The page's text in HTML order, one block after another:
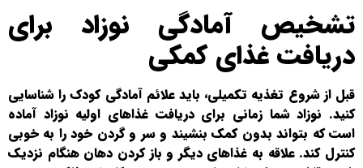
تشخیص آمادگی نوزاد برای
دریافت غذای کمکی
قبل از شروع تغذیه تکمیلی، باید علائم آمادگی کودک را شناسایی
کنید. نوزاد شما زمانی برای دریافت غذاهای اولیه نوزاد آماده
است که بتواند بدون کمک بنشیند و سر و گردن خود را به خوبی
کنترل کند. علاقه به غذاهای دیگر و باز کردن دهان هنگام نزدیک